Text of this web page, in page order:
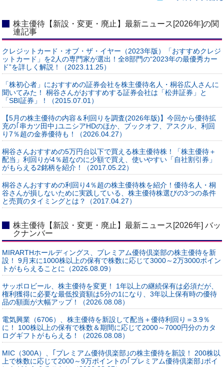
株主優待【新設・変更・廃止】最新ニュース[2026年]の関
連記事
クレジットカード・オブ・ザ・イヤー（2023年版）「おすすめクレジ
ットカード」を2人の専門家が選出！全8部門の“2023年の最優秀カー
ド”を詳しく解説！（2023.11.25）
「株初心者」におすすめの証券会社を株主優待名人・桐谷広人さんに
聞いてみた！ 桐谷さんがおすすめする証券会社は「松井証券」と
「SBI証券」！（2015.07.01）
【5月の株主優待の内容＆利回りを調査(2026年版)】今回から優待拡
充の｢串カツ田中｣ユニシアHDのほか、ブックオフ、アスクル、利回
り7％超の金券優待も！（2026.04.27）
桐谷さんおすすめの5万円台以下で買える株主優待株！「株主優待＋
配当」利回りが4％超なのに少額で買え、使いやすい「自社割引券」
がもらえる2銘柄を紹介！（2017.05.22）
桐谷さんおすすめの利回り4％超の株主優待株を紹介！優待名人・桐
谷さんが損しないために実践している、株主優待株選びの3つの条件
と売買のタイミングとは？（2017.04.27）
株主優待【新設・変更・廃止】最新ニュース[2026年] バッ
クナンバー
MIRARTHホールディングス、プレミアム優待倶楽部の株主優待を新
設！ 9月末に1000株以上の保有で株数に応じて3000～2万3000ポイン
トがもらえることに（2026.08.09）
サッポロビール、株主優待を変更！ 1年以上の継続保有は必須だが、
権利獲得に必要な最低投資額は5分の1になり、3年以上保有時の優待
品の額面が大幅アップ！（2026.08.08）
電気興業（6706）、株主優待を新設して配当＋優待利回り＝3.9％
に！ 100株以上の保有で株数＆期間に応じて2000～7000円分のカタ
ログギフトがもらえる！（2026.08.08）
MIC（300A）、｢プレミアム優待倶楽部｣の株主優待を新設！ 200株以
上で株数に応じて2000～9万ポイントの｢プレミアム優待倶楽部｣ポイ